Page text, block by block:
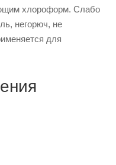
хлороформ. Слабо
негорюч, не
для